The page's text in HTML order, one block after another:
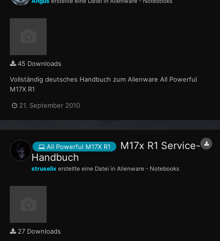
45 Downloads
Vollständig deutsches Handbuch zum Alienware All Powerful
M17X R1
21. September 2010
All Powerful M17X R1
M17x R1 Service-
Handbuch
struselix erstellte eine Datei in Alienware - Notebooks
27 Downloads